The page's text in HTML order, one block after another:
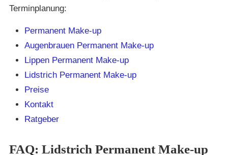
Terminplanung:
Permanent Make-up
Augenbrauen Permanent Make-up
Lippen Permanent Make-up
Lidstrich Permanent Make-up
Preise
Kontakt
Ratgeber
FAQ: Lidstrich Permanent Make-up